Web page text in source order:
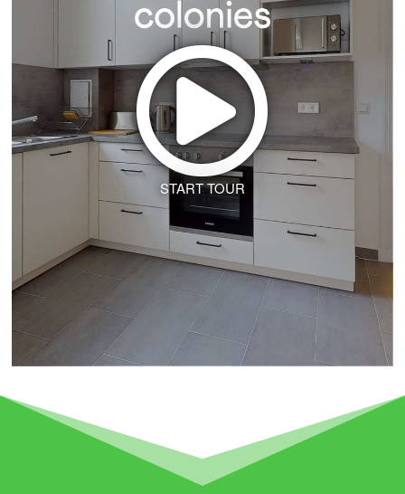
START TOUR